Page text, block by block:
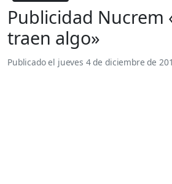
Publicidad Nucrem
traen algo»
Publicado el jueves 4 de diciembre de